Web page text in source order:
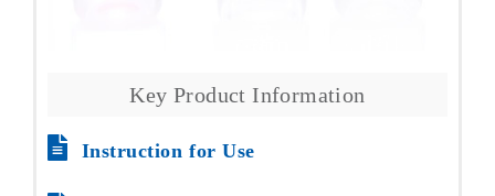
Key Product Information
Instruction for Use